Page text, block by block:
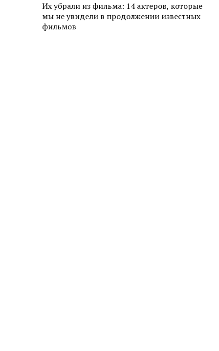
Их убрали из фильма: 14 актеров, которые
мы не увидели в продолжении известных
фильмов